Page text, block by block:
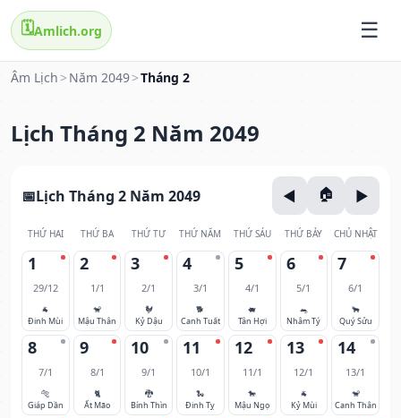
🗓️Amlich.org
Âm Lịch > Năm 2049>Tháng 2
Lịch Tháng 2 Năm 2049
Lịch Tháng 2 Năm 2049
THỨ HAI THỨ BA THỨ TƯ THỨ NĂM THỨ SÁU THỨ BẢY CHỦ NHẬT
1
29/12
🐐
Đinh Mùi
2
1/1
🐒
Mậu Thân
3
2/1
🐓
Kỷ Dậu
4
3/1
🐕
Canh Tuất
5
4/1
🐖
Tân Hợi
6
5/1
🐀
Nhâm Tý
7
6/1
🐂
Quý Sửu
8
7/1
🐅
Giáp Dần
9
8/1
🐈
Ất Mão
10
9/1
🐉
Bính Thìn
11
10/1
🐍
Đinh Tỵ
12
11/1
🐎
Mậu Ngọ
13
12/1
🐐
Kỷ Mùi
14
13/1
🐒
Canh Thân